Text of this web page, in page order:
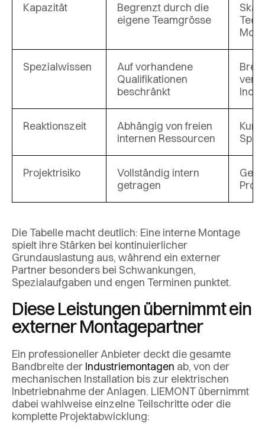
Kapazität
Begrenzt durch die
eigene Teamgrösse
Spezialwissen
Auf vorhandene
Qualifikationen
beschränkt
Reaktionszeit
Abhängig von freien
internen Ressourcen
Projektrisiko
Vollständig intern
getragen
Die Tabelle macht deutlich: Eine interne Montage
spielt ihre Stärken bei kontinuierlicher
Grundauslastung aus, während ein externer
Partner besonders bei Schwankungen,
Spezialaufgaben und engen Terminen punktet.
Diese Leistungen übernimmt ein
externer Montagepartner
Ein professioneller Anbieter deckt die gesamte
Bandbreite der Industriemontagen ab, von der
mechanischen Installation bis zur elektrischen
Inbetriebnahme der Anlagen. LIEMONT übernimmt
dabei wahlweise einzelne Teilschritte oder die
komplette Projektabwicklung: